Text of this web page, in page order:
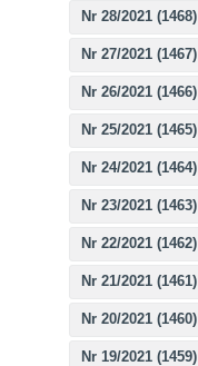
Nr 28/2021 (1468)
Nr 27/2021 (1467)
Nr 26/2021 (1466)
Nr 25/2021 (1465)
Nr 24/2021 (1464)
Nr 23/2021 (1463)
Nr 22/2021 (1462)
Nr 21/2021 (1461)
Nr 20/2021 (1460)
Nr 19/2021 (1459)